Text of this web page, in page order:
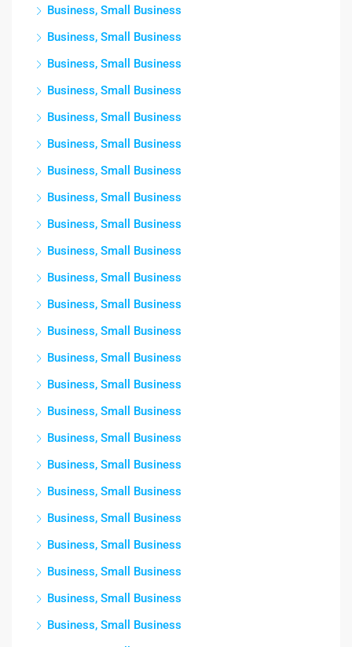
Business, Small Business
Business, Small Business
Business, Small Business
Business, Small Business
Business, Small Business
Business, Small Business
Business, Small Business
Business, Small Business
Business, Small Business
Business, Small Business
Business, Small Business
Business, Small Business
Business, Small Business
Business, Small Business
Business, Small Business
Business, Small Business
Business, Small Business
Business, Small Business
Business, Small Business
Business, Small Business
Business, Small Business
Business, Small Business
Business, Small Business
Business, Small Business